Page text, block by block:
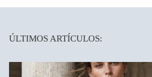
ÚLTIMOS ARTÍCULOS: